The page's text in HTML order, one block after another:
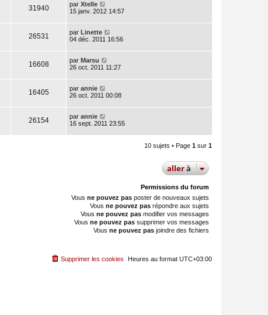
31940 par Xtelle
15 janv. 2012 14:57
26531 par Linette
04 déc. 2011 16:56
16608 par Marsu
26 oct. 2011 11:27
16405 par annie
26 oct. 2011 00:08
26154 par annie
16 sept. 2011 23:55
10 sujets • Page 1 sur 1
allerà
Permissions du forum
Vous ne pouvez pas poster de nouveaux sujets
Vous ne pouvez pas répondre aux sujets
Vous ne pouvez pas modifier vos messages
Vous ne pouvez pas supprimer vos messages
Vous ne pouvez pas joindre des fichiers
Heures au format UTC+03:00
Supprimer les cookies